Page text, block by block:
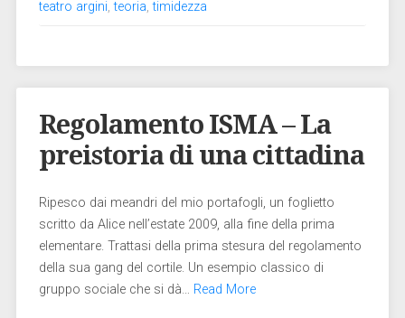
teatro argini,teoria,timidezza
Regolamento ISMA – La
preistoria di una cittadina
Ripesco dai meandri del mio portafogli, un foglietto
scritto da Alice nell’estate 2009, alla fine della prima
elementare. Trattasi della prima stesura del regolamento
della sua gang del cortile. Un esempio classico di
gruppo sociale che si dà… Read More